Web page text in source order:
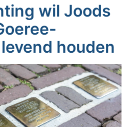
wil Joods
houden